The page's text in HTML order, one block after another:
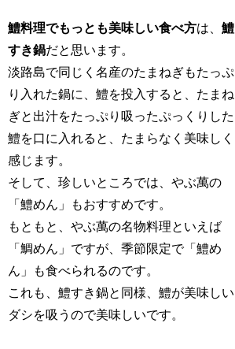
鱧料理でもっとも美味しい食べ方は、鱧
すき鍋だと思います。
淡路島で同じく名産のたまねぎもたっぷ
り入れた鍋に、鱧を投入すると、たまね
ぎと出汁をたっぷり吸ったぷっくりした
鱧を口に入れると、たまらなく美味しく
感じます。
そして、珍しいところでは、やぶ萬の
「鱧めん」もおすすめです。
もともと、やぶ萬の名物料理といえば
「鯛めん」ですが、季節限定で「鱧め
ん」も食べられるのです。
これも、鱧すき鍋と同様、鱧が美味しい
ダシを吸うので美味しいです。